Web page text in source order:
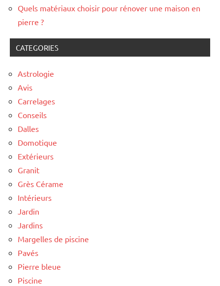
Quels matériaux choisir pour rénover une maison en
pierre ?
CATEGORIES
Astrologie
Avis
Carrelages
Conseils
Dalles
Domotique
Extérieurs
Granit
Grès Cérame
Intérieurs
Jardin
Jardins
Margelles de piscine
Pavés
Pierre bleue
Piscine